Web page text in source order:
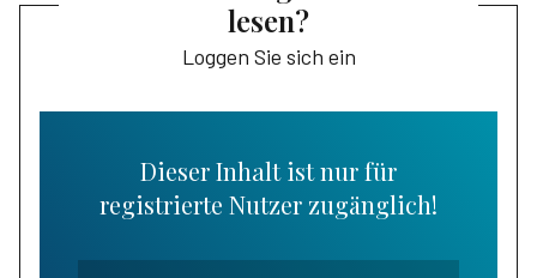
lesen?
Loggen Sie sich ein
Dieser Inhalt ist nur für
registrierte Nutzer zugänglich!